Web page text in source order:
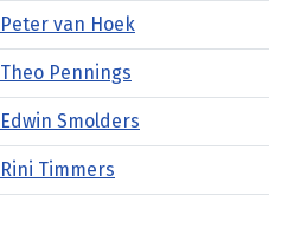
Peter van Hoek
Theo Pennings
Edwin Smolders
Rini Timmers